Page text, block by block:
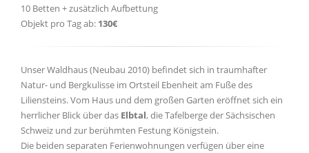
10 Betten + zusätzlich Aufbettung
Objekt pro Tag ab: 130€
Unser Waldhaus (Neubau 2010) befindet sich in traumhafter
Natur- und Bergkulisse im Ortsteil Ebenheit am Fuße des
Liliensteins. Vom Haus und dem großen Garten eröffnet sich ein
herrlicher Blick über das Elbtal, die Tafelberge der Sächsischen
Schweiz und zur berühmten Festung Königstein.
Die beiden separaten Ferienwohnungen verfügen über eine